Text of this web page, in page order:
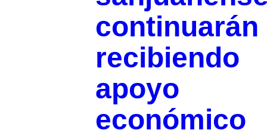
continuarán
recibiendo
apoyo
económico